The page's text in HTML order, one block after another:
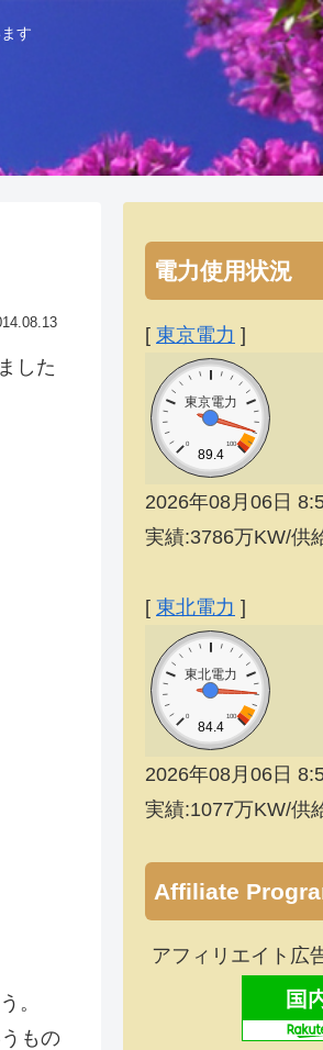
す
した
。
もの
電力使用状況
[ 東京電力 ]
東京電力
0 100
89.4
2026年08月06日
実績:3786万KW/供
[ 東北電力 ]
東北電力
0 100
84.4
2026年08月06日
実績:1077万KW/供
Affiliate
アフィリエイト広